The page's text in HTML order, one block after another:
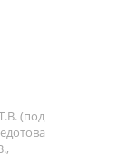
(под